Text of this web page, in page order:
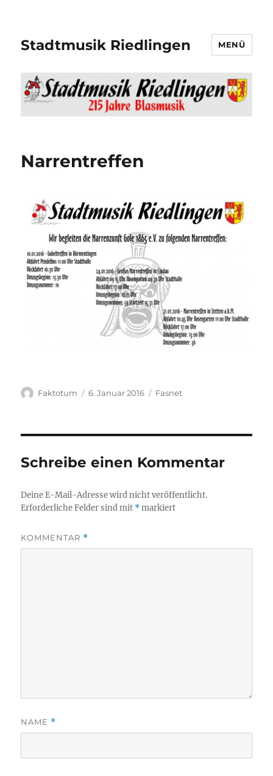
Stadtmusik Riedlingen MENÜ
Narrentreffen
Autor
Faktotum
Veröffentlicht
6. Januar 2016 Kategorien
Fasnet
Schreibe einen Kommentar
Deine E-Mail-Adresse wird nicht veröffentlicht.
Erforderliche Felder sind mit *markiert
KOMMENTAR *
NAME *